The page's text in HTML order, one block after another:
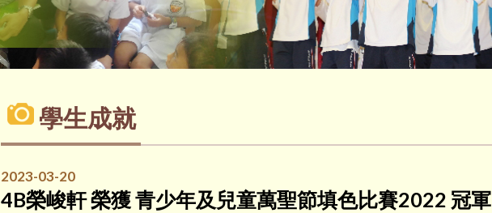
學生成就
2023-03-20
4B榮峻軒 榮獲 青少年及兒童萬聖節填色比賽2022 冠軍